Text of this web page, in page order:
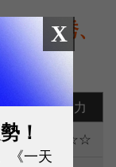
合優秀、
下標能力
★★★☆☆
X
！
《一天